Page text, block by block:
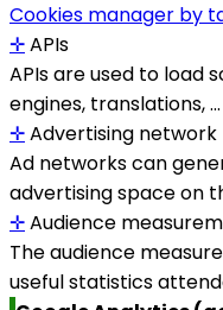
Cookies manager by
✛APIs
APIs are used to load
engines, translations, ...
✛Advertising network
Ad networks can
advertising space on
✛Audience
The audience
useful statistics